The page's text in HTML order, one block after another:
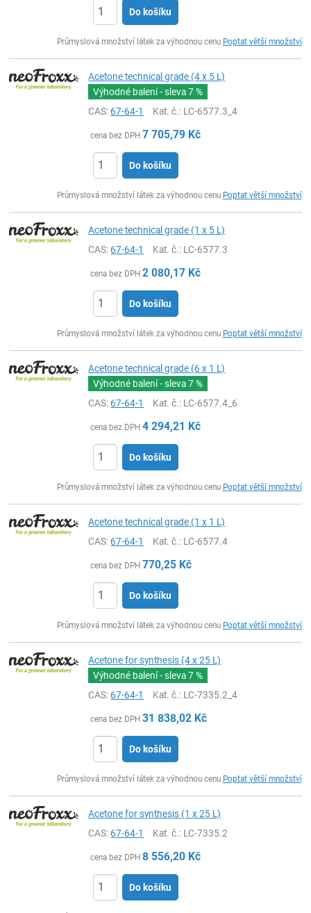
Do košíku
Průmyslová množství látek za výhodnou cenu Poptat větší množství
Acetone technical grade (4 x 5 L)
Výhodné balení - sleva7 %
CAS:67-64-1 Kat. č.: LC-6577.3_4
cena bez DPH 7 705,79 Kč
Do košíku
Průmyslová množství látek za výhodnou cenu Poptat větší množství
Acetone technical grade (1 x 5 L)
CAS:67-64-1 Kat. č.: LC-6577.3
cena bez DPH 2 080,17 Kč
Do košíku
Průmyslová množství látek za výhodnou cenu Poptat větší množství
Acetone technical grade (6 x 1 L)
Výhodné balení - sleva7 %
CAS:67-64-1 Kat. č.: LC-6577.4_6
cena bez DPH 4 294,21 Kč
Do košíku
Průmyslová množství látek za výhodnou cenu Poptat větší množství
Acetone technical grade (1 x 1 L)
CAS:67-64-1 Kat. č.: LC-6577.4
cena bez DPH 770,25 Kč
Do košíku
Průmyslová množství látek za výhodnou cenu Poptat větší množství
Acetone for synthesis (4 x 25 L)
Výhodné balení - sleva7 %
CAS:67-64-1 Kat. č.: LC-7335.2_4
cena bez DPH 31 838,02 Kč
Do košíku
Průmyslová množství látek za výhodnou cenu Poptat větší množství
Acetone for synthesis (1 x 25 L)
CAS:67-64-1 Kat. č.: LC-7335.2
cena bez DPH 8 556,20 Kč
Do košíku